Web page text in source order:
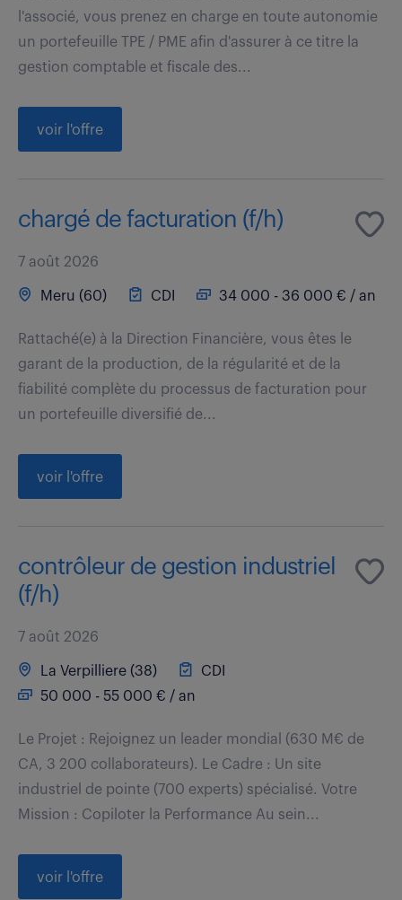
l'associé, vous prenez en charge en toute autonomie
un portefeuille TPE / PME afin d'assurer à ce titre la
gestion comptable et fiscale des...
voir l'offre
chargé de facturation (f/h)
7 août 2026
Meru (60) CDI 34 000 - 36 000 € / an
Rattaché(e) à la Direction Financière, vous êtes le
garant de la production, de la régularité et de la
fiabilité complète du processus de facturation pour
un portefeuille diversifié de...
voir l'offre
contrôleur de gestion industriel
(f/h)
7 août 2026
La Verpilliere (38)
CDI
50 000 - 55 000 € / an
Le Projet : Rejoignez un leader mondial (630 M€ de
CA, 3 200 collaborateurs). Le Cadre : Un site
industriel de pointe (700 experts) spécialisé. Votre
Mission : Copiloter la Performance Au sein...
voir l'offre